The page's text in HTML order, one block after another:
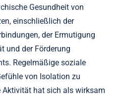
Gesundheit von
einschließlich der
der Ermutigung
und der Förderung
Regelmäßige soziale
von Isolation zu
Aktivität hat sich als wirksam